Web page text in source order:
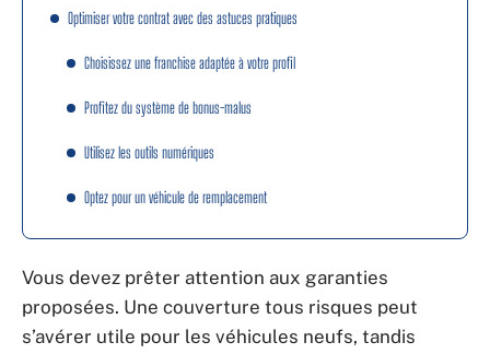
Optimiser votre contrat avec des astuces pratiques
Choisissez une franchise adaptée à votre profil
Profitez du système de bonus-malus
Utilisez les outils numériques
Optez pour un véhicule de remplacement
Vous devez prêter attention aux garanties
proposées. Une couverture tous risques peut
s’avérer utile pour les véhicules neufs, tandis